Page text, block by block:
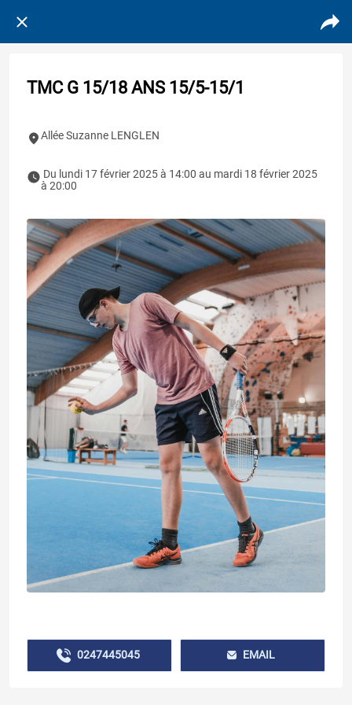
TMC G 15/18 ANS 15/5-15/1
Allée Suzanne LENGLEN
à 20:00
0247445045 EMAIL